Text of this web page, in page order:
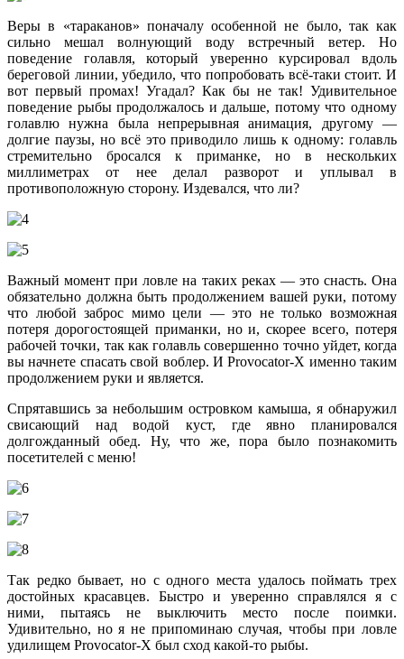
Веры в «тараканов» поначалу особенной не было, так как
сильно мешал волнующий воду встречный ветер. Но
поведение голавля, который уверенно курсировал вдоль
береговой линии, убедило, что попробовать всё-таки стоит. И
вот первый промах! Угадал? Как бы не так! Удивительное
поведение рыбы продолжалось и дальше, потому что одному
голавлю нужна была непрерывная анимация, другому —
долгие паузы, но всё это приводило лишь к одному: голавль
стремительно бросался к приманке, но в нескольких
миллиметрах от нее делал разворот и уплывал в
противоположную сторону. Издевался, что ли?
Важный момент при ловле на таких реках — это снасть. Она
обязательно должна быть продолжением вашей руки, потому
что любой заброс мимо цели — это не только возможная
потеря дорогостоящей приманки, но и, скорее всего, потеря
рабочей точки, так как голавль совершенно точно уйдет, когда
вы начнете спасать свой воблер. И Provocator-X именно таким
продолжением руки и является.
Спрятавшись за небольшим островком камыша, я обнаружил
свисающий над водой куст, где явно планировался
долгожданный обед. Ну, что же, пора было познакомить
посетителей с меню!
Так редко бывает, но с одного места удалось поймать трех
достойных красавцев. Быстро и уверенно справлялся я с
ними, пытаясь не выключить место после поимки.
Удивительно, но я не припоминаю случая, чтобы при ловле
удилищем Provocator-X был сход какой-то рыбы.